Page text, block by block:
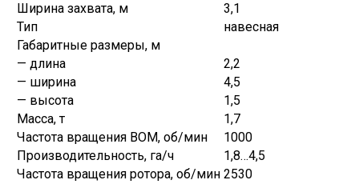
Ширина захвата, м
3,1
Тип
навесная
Габаритные размеры, м
— длина
2,2
— ширина
4,5
— высота
1,5
Масса, т
1,7
Частота вращения ВОМ, об/мин
1000
Производительность, га/ч
1,8…4,5
Частота вращения ротора, об/мин 2530